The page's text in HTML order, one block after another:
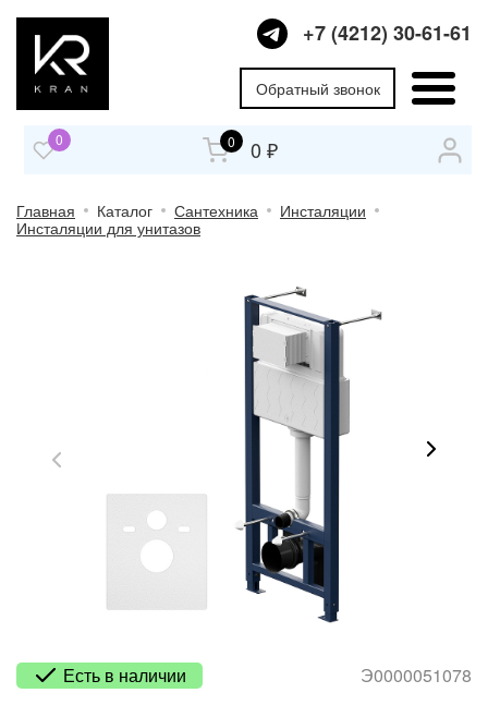
+7 (4212) 30-61-61
Обратный звонок
0 0 0 ₽
Главная Каталог Сантехника
Инсталяции
Инсталяции для унитазов
Есть в наличии Э0000051078